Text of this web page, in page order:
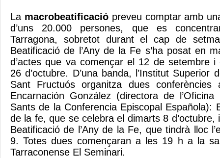
La macrobeatificaciópreveu comptar amb
d’uns 20.000 persones, que es
Tarragona, sobretot durant el cap de
Beatificació de l’Any de la Fe s’ha posat en
d’actes que va començar el 12 de setembre i
26 d’octubre. D’una banda, l’Institut Superior
Sant Fructuós organitza dues
Encarnación González (directora de
Sants de la Conferencia Episcopal Española):
de la fe, que se celebra el dimarts 8
Beatificació de l’Any de la Fe, que tindrà lloc
9. Totes dues començaran a les 19 h a la
Tarraconense El Seminari.